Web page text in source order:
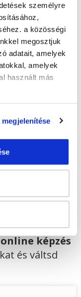
személyre
a közösségi
megosztjuk
adatait, amelyek
amelyek
használt más
megjelenítése
minden
helyes
Igen
képzés
és váltsd